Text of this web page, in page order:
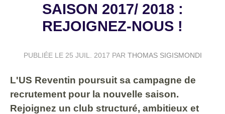
SAISON 2017/ 2018 :
REJOIGNEZ-NOUS !
PUBLIÉE LE 25 JUIL. 2017 PAR THOMAS SIGISMONDI
L'US Reventin poursuit sa campagne de
recrutement pour la nouvelle saison.
Rejoignez un club structuré, ambitieux et